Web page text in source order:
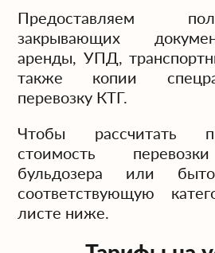
Предоставляем
закрывающих
аренды, УПД,
также копии
перевозку КТГ.
Чтобы рассчитать
стоимость
бульдозера или
соответствующую
листе ниже.